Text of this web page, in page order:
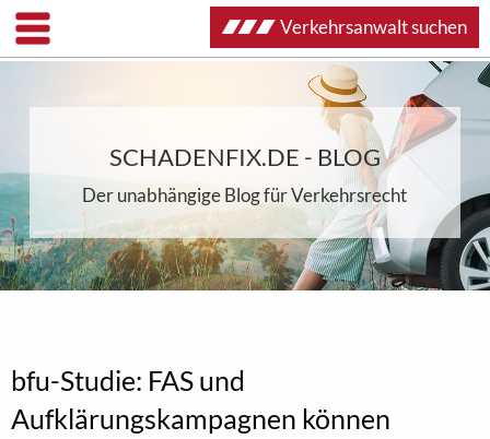
SCHADENFIX.DE - BLOG
Der unabhängige Blog für Verkehrsrecht
bfu-Studie: FAS und
Aufklärungskampagnen können
Verkehrsanwalt suchen